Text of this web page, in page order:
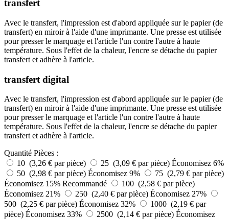
transfert
Avec le transfert, l'impression est d'abord appliquée sur le papier (de
transfert) en miroir à l'aide d'une imprimante. Une presse est utilisée
pour presser le marquage et l'article l'un contre l'autre à haute
température. Sous l'effet de la chaleur, l'encre se détache du papier
transfert et adhère à l'article.
transfert digital
Avec le transfert, l'impression est d'abord appliquée sur le papier (de
transfert) en miroir à l'aide d'une imprimante. Une presse est utilisée
pour presser le marquage et l'article l'un contre l'autre à haute
température. Sous l'effet de la chaleur, l'encre se détache du papier
transfert et adhère à l'article.
Quantité Pièces :
10 (3,26 € par pièce)
25 (3,09 € par pièce) Économisez 6%
50 (2,98 € par pièce) Économisez 9%
75 (2,79 € par pièce)
Économisez 15% Recommandé
100 (2,58 € par pièce)
Économisez 21%
250 (2,40 € par pièce) Économisez 27%
500 (2,25 € par pièce) Économisez 32%
1000 (2,19 € par
pièce) Économisez 33% 2500 (2,14 € par pièce) Économisez